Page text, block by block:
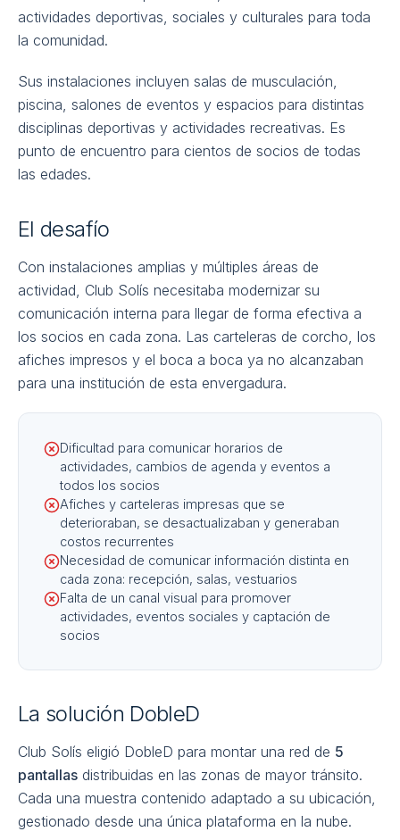
actividades deportivas, sociales y culturales para toda
la comunidad.
Sus instalaciones incluyen salas de musculación,
piscina, salones de eventos y espacios para distintas
disciplinas deportivas y actividades recreativas. Es
punto de encuentro para cientos de socios de todas
las edades.
El desafío
Con instalaciones amplias y múltiples áreas de
actividad, Club Solís necesitaba modernizar su
comunicación interna para llegar de forma efectiva a
los socios en cada zona. Las carteleras de corcho, los
afiches impresos y el boca a boca ya no alcanzaban
para una institución de esta envergadura.
Dificultad para comunicar horarios de
actividades, cambios de agenda y eventos a
todos los socios
Afiches y carteleras impresas que se
deterioraban, se desactualizaban y generaban
costos recurrentes
Necesidad de comunicar información distinta en
cada zona: recepción, salas, vestuarios
Falta de un canal visual para promover
actividades, eventos sociales y captación de
socios
La solución DobleD
Club Solís eligió DobleD para montar una red de 5
pantallas distribuidas en las zonas de mayor tránsito.
Cada una muestra contenido adaptado a su ubicación,
gestionado desde una única plataforma en la nube.